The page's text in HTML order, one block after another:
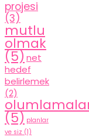
projesi
(3)
mutlu
olmak
(5)net
hedef
belirlemek
(2)
(5) planlar
ve siz (1)